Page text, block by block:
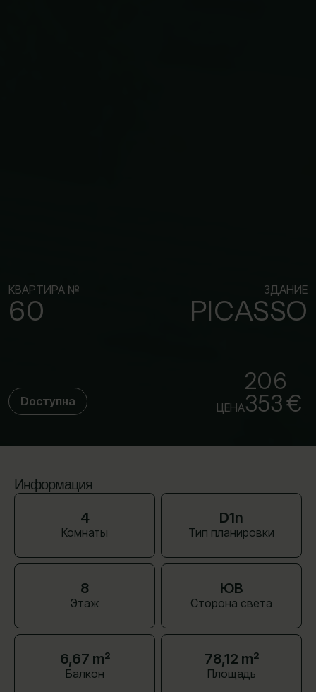
КВАРТИРА №
60
ЗДАНИЕ
PICASSO
Dоступна ЦЕНА
206
353 €
Информация
4
Комнаты
D1n
Тип планировки
8
Этаж
ЮВ
Сторона света
6,67 m²
Балкон
78,12 m²
Площадь